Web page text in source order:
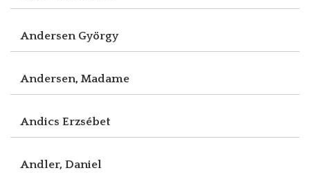
Andersen György
Andersen, Madame
Andics Erzsébet
Andler, Daniel